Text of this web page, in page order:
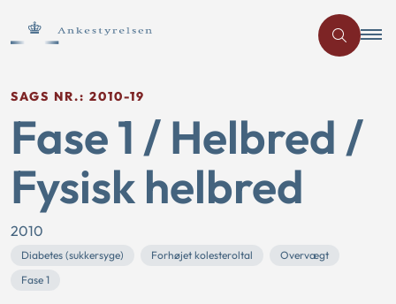
SAGS NR.: 2010-19
Fase 1 / Helbred /
Fysisk helbred
2010
Diabetes (sukkersyge) Forhøjet kolesteroltal
Overvægt
Fase 1